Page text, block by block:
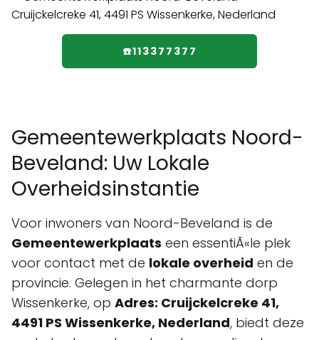
☎️113377377
Gemeentewerkplaats Noord-
Beveland: Uw Lokale
Overheidsinstantie
Voor inwoners van Noord-Beveland is de
Gemeentewerkplaats een essentiÃ«le plek
voor contact met de lokale overheid en de
provincie. Gelegen in het charmante dorp
Wissenkerke, op Adres: Cruijckelcreke 41,
4491 PS Wissenkerke, Nederland, biedt deze